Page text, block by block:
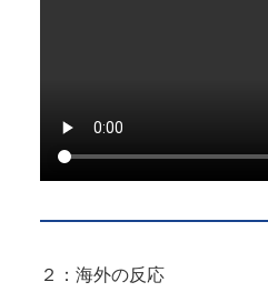
２：海外の反応